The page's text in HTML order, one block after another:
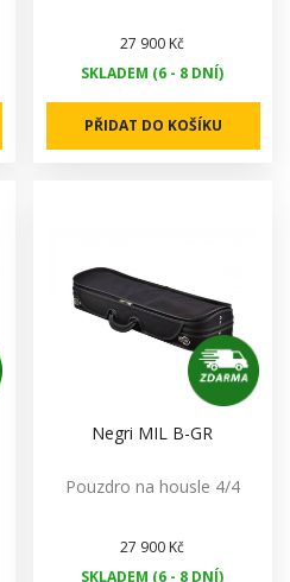
27 900 Kč
SKLADEM (6 - 8 DNÍ)
PŘIDAT DO KOŠÍKU
Negri MIL B-GR
Pouzdro na housle 4/4
27 900 Kč
SKLADEM (6 - 8 DNÍ)